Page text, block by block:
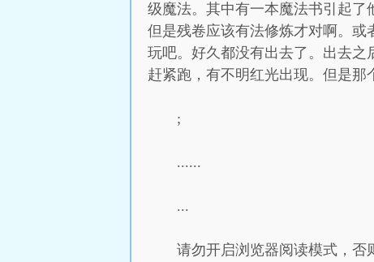
级魔法。其中有一本魔法书引起了
但是残卷应该有法修炼才对啊。
玩吧。好久都没有出去了。出去之
赶紧跑，有不明红光出现。但是那
;
......
...
请勿开启浏览器阅读模式，否